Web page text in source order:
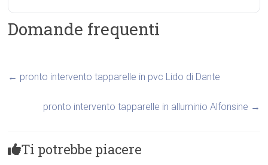
Domande frequenti
← pronto intervento tapparelle in pvc Lido di Dante
pronto intervento tapparelle in alluminio Alfonsine →
Ti potrebbe piacere